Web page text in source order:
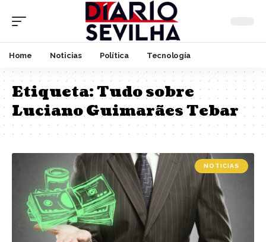
Home Noticias Política Tecnología
Etiqueta:Tudo sobre
Luciano Guimarães Tebar
NOTICIAS